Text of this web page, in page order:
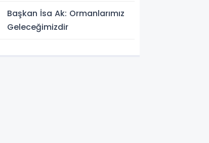
Başkan İsa Ak: Ormanlarımız
Geleceğimizdir